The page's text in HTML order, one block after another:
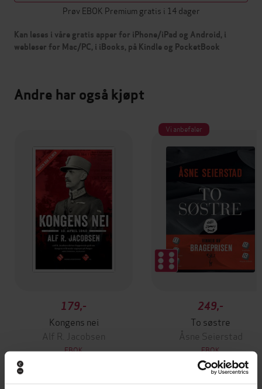
Prøv EBOK Premium gratis i 14 dager
Kan leses i våre gratis apper for iPhone/iPad og Android, i
webleser for Mac/PC, i iBooks, på Kindle og PocketBook
Andre har også kjøpt
179,-
Kongens nei
Alf R. Jacobsen
EBOK
Vi anbefaler
249,-
To søstre
Åsne Seierstad
EBOK